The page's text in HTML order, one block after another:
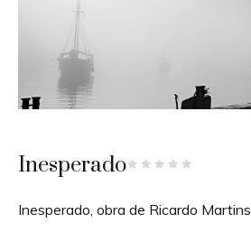
Inesperado
Inesperado, obra de Ricardo Martins.